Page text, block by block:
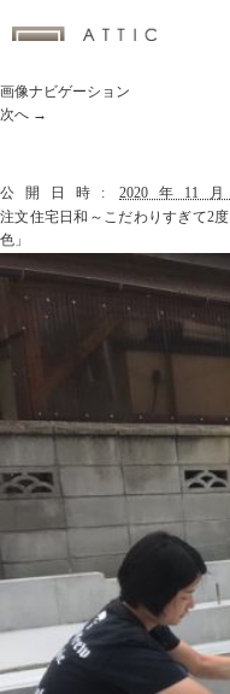
画像ナビゲーション
次へ →
公開日時: 2020年11
注文住宅日和～こだわりすぎて2
色」